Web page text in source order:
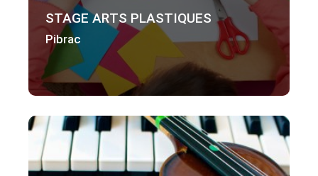
STAGE ARTS PLASTIQUES
Pibrac